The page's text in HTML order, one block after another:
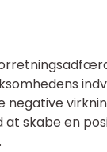
skabe en